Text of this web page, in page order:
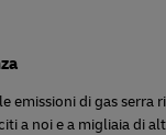
emissioni di gas serra
a noi e a migliaia di